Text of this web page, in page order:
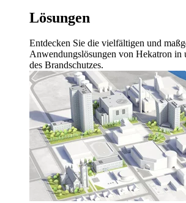
Lösungen
Entdecken Sie die vielfältigen und
Anwendungslösungen von Hekatron in
des Brandschutzes.